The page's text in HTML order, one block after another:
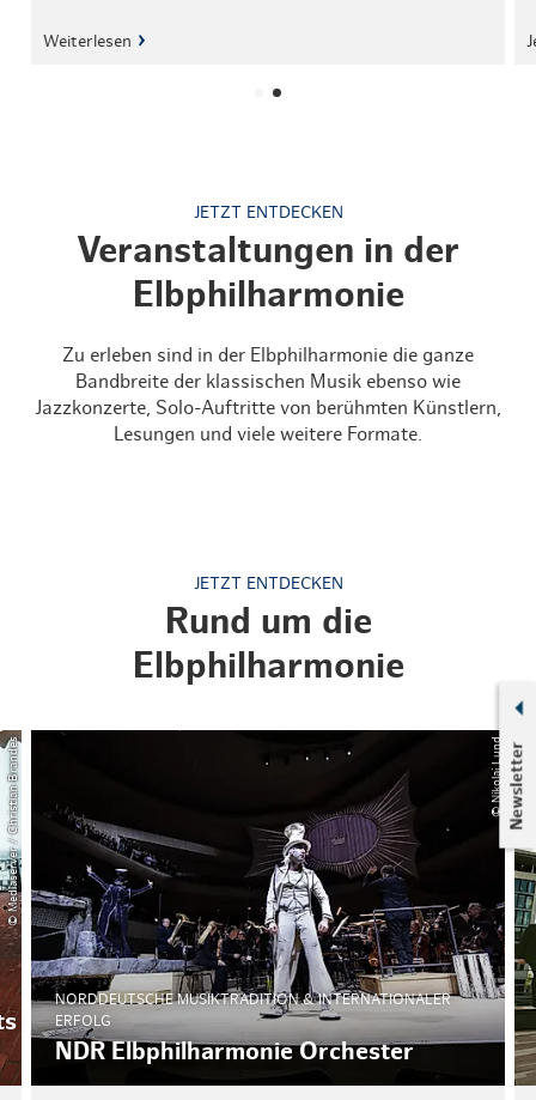
Newsletter
Weiterlesen
JETZT ENTDECKEN
Veranstaltungen in der
Elbphilharmonie
Zu erleben sind in der Elbphilharmonie die ganze
Bandbreite der klassischen Musik ebenso wie
Jazzkonzerte, Solo-Auftritte von berühmten Künstlern,
Lesungen und viele weitere Formate.
JETZT ENTDECKEN
Rund um die
Elbphilharmonie
© Mediaserver / Christian Brandes © Nikolaj Lund
NORDDEUTSCHE MUSIKTRADITION & INTERNATIONALER
ERFOLG
NDR Elbphilharmonie Orchester